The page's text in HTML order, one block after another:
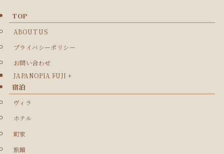
TOP
ABOUT US
プライバシーポリシー
お問い合わせ
JAPANOPIA FUJI +
宿泊
ヴィラ
ホテル
町家
旅館